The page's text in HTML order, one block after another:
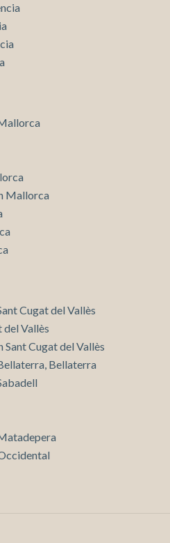
Mallorca
Cugat del Vallès
del Vallès
Sant Cugat del Vallès
Bellaterra